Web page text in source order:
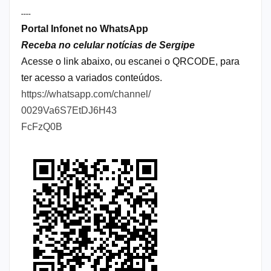
----
Portal Infonet no WhatsApp
Receba no celular notícias de Sergipe
Acesse o link abaixo, ou escanei o QRCODE, para
ter acesso a variados conteúdos.
https://whatsapp.com/channel/
0029Va6S7EtDJ6H43
FcFzQ0B